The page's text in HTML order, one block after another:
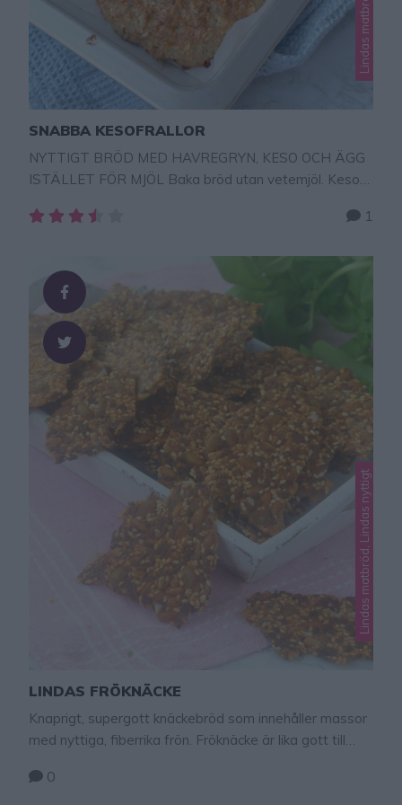
SNABBA KESOFRALLOR
NYTTIGT BRÖD MED HAVREGRYN, KESO OCH ÄGG
ISTÄLLET FÖR MJÖL Baka bröd utan vetemjöl. Keso
goda bröd. Och degen behöver inte jäsa. Mycket enkla
en nyttig Kesolimpa med havregryn istället för
vetemjöl – klicka till receptet …
1
Lindas matbröd, Lindas nyttigt
LINDAS FRÖKNÄCKE
Knaprigt, supergott knäckebröd som innehåller massor
med nyttiga, fiberrika frön. Fröknäcke är lika gott till
snacks när du är sugen på något gott. Förvara brödet i
0